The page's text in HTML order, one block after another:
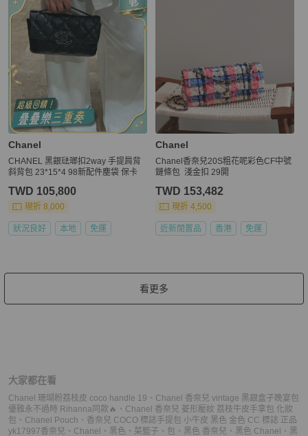
Chanel
CHANEL 黑銀琺瑯扣2way 手提肩背
斜背包 23*15*4 98新配件塵袋 保卡
TWD 105,800
現折 8,000
狀況良好 本地 免運
Chanel
Chanel香奈兒20S粗花呢彩色CF中號
鏈條包 淺金扣 29開
TWD 153,482
現折 4,500
近新閒置品 香港 免運
看更多
大家都在看
Chanel 珊瑚粉荔枝皮 coco handle 19 、 Chanel 香奈兒 vintage 黑銀盒子晚宴包
優雅永不過時 Rihanna同款🔥 、 Chanel 香奈兒 菱形壓紋 荔枝牛皮手拿包 化妝
包 、 Chanel Pouch 、 香奈兒 COCO 標誌手提包 小牛皮 黑色 金色 CC 標誌 正品
yk17997香奈兒 、 Chanel 、 黑色 、 菜籃子 、 包 、 黑色 香奈兒 、 黑色 Chanel 、 黑